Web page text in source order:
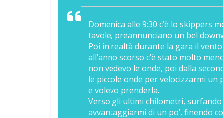
Domenica alle 9:30 c’è lo skippers
tavole, preannunciano un bel
Poi in realtà durante la gara il
all’anno scorso c’è stato molto
non vedevo le onde, poi dalla
le piccole onde per velocizzarmi
e volevo prenderla.
Verso gli ultimi chilometri,
avvantaggiarmi di un po’, finendo